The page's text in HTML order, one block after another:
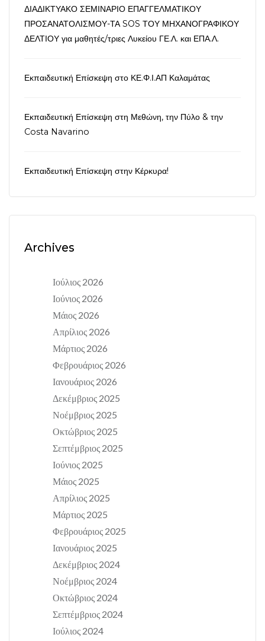
ΔΙΑΔΙΚΤΥΑΚΟ ΣΕΜΙΝΑΡΙΟ ΕΠΑΓΓΕΛΜΑΤΙΚΟΥ
ΠΡΟΣΑΝΑΤΟΛΙΣΜΟΥ-ΤΑ SOS ΤΟΥ ΜΗΧΑΝΟΓΡΑΦΙΚΟΥ
ΔΕΛΤΙΟΥ για μαθητές/τριες Λυκείου ΓΕ.Λ. και ΕΠΑ.Λ.
Εκπαιδευτική Επίσκεψη στο ΚΕ.Φ.Ι.ΑΠ Καλαμάτας
Εκπαιδευτική Επίσκεψη στη Μεθώνη, την Πύλο & την
Costa Navarino
Εκπαιδευτική Επίσκεψη στην Κέρκυρα!
Archives
Ιούλιος 2026
Ιούνιος 2026
Μάιος 2026
Απρίλιος 2026
Μάρτιος 2026
Φεβρουάριος 2026
Ιανουάριος 2026
Δεκέμβριος 2025
Νοέμβριος 2025
Οκτώβριος 2025
Σεπτέμβριος 2025
Ιούνιος 2025
Μάιος 2025
Απρίλιος 2025
Μάρτιος 2025
Φεβρουάριος 2025
Ιανουάριος 2025
Δεκέμβριος 2024
Νοέμβριος 2024
Οκτώβριος 2024
Σεπτέμβριος 2024
Ιούλιος 2024